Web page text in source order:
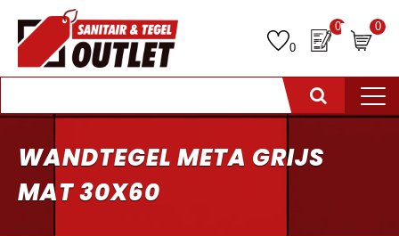
0
0 0
WANDTEGEL META GRIJS
MAT 30X60